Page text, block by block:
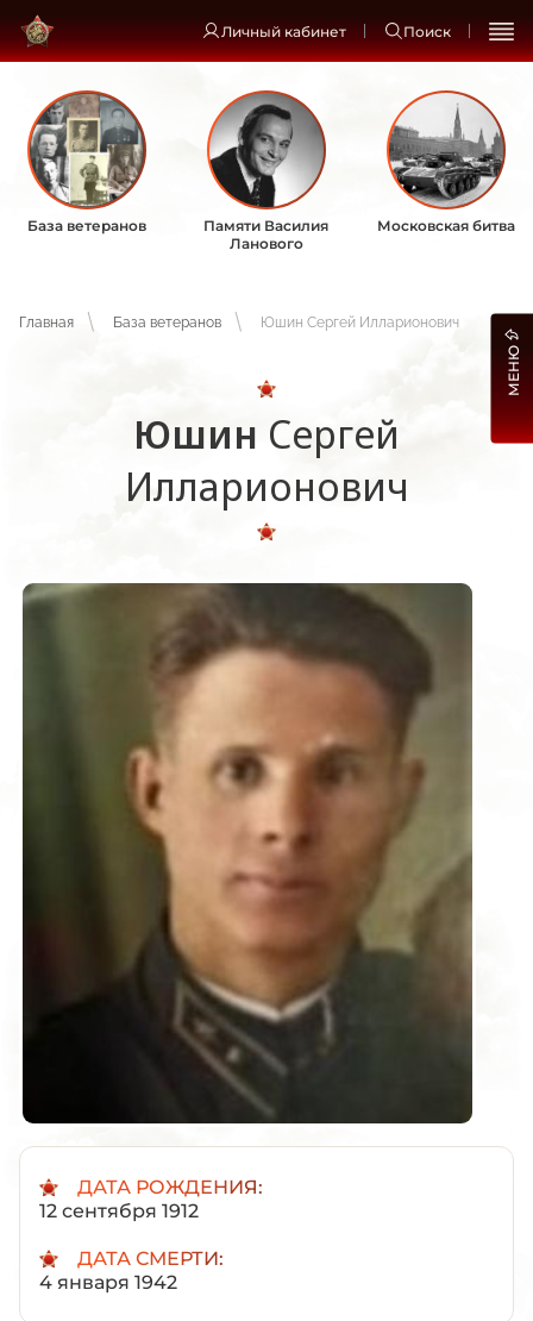
Личный кабинет Поиск
База ветеранов
Памяти Василия
Ланового
Московская битва
Главная База ветеранов Юшин Сергей Илларионович
Юшин Сергей
Илларионович
ДАТА РОЖДЕНИЯ:
12 сентября 1912
ДАТА СМЕРТИ:
4 января 1942
МЕНЮ